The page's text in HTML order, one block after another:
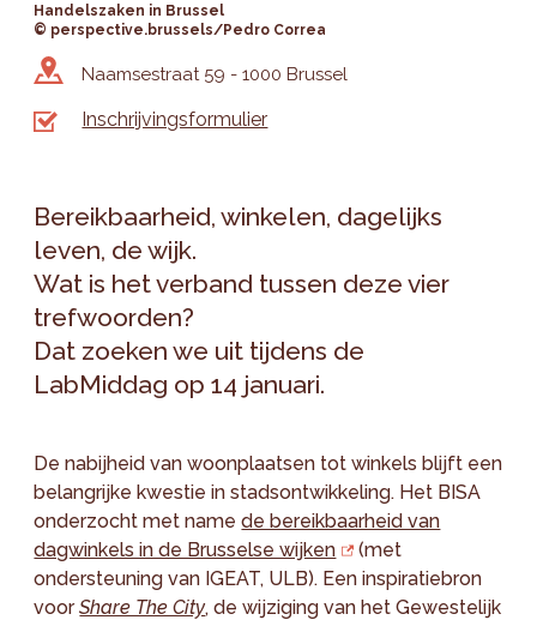
Handelszaken in Brussel
© perspective.brussels/Pedro Correa
Naamsestraat 59 - 1000 Brussel
Inschrijvingsformulier
Bereikbaarheid, winkelen, dagelijks
leven, de wijk.
Wat is het verband tussen deze vier
trefwoorden?
Dat zoeken we uit tijdens de
LabMiddag op 14 januari.
De nabijheid van woonplaatsen tot winkels blijft een
belangrijke kwestie in stadsontwikkeling. Het BISA
onderzocht met namede bereikbaarheid van
dagwinkels in de Brusselse wijken
(met
ondersteuning van IGEAT, ULB). Een inspiratiebron
voorShare The City, de wijziging van het Gewestelijk